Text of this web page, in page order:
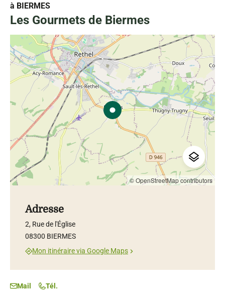
à BIERMES
Les Gourmets de Biermes
© OpenStreetMap contributors
Adresse
2, Rue de l'Église
08300 BIERMES
Mon itinéraire via Google Maps
Mail Tél.